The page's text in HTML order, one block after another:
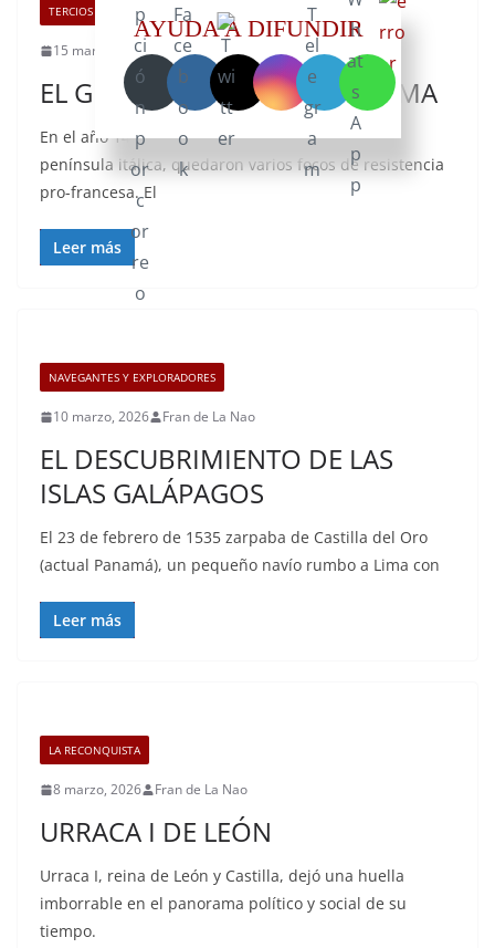
TERCIOS DE FLANDES
15 marzo, 2026 Fran de La Nao
EL GRAN CAPITÁN LIBERA ROMA
En el año 1497, tras la retirada de Francia de la
península itálica, quedaron varios focos de resistencia
pro-francesa. El
Leer más
NAVEGANTES Y EXPLORADORES
10 marzo, 2026 Fran de La Nao
EL DESCUBRIMIENTO DE LAS
ISLAS GALÁPAGOS
El 23 de febrero de 1535 zarpaba de Castilla del Oro
(actual Panamá), un pequeño navío rumbo a Lima con
Leer más
LA RECONQUISTA
8 marzo, 2026 Fran de La Nao
URRACA I DE LEÓN
Urraca I, reina de León y Castilla, dejó una huella
imborrable en el panorama político y social de su
tiempo.
AYUDA A DIFUNDIR